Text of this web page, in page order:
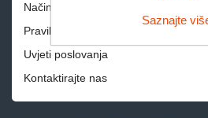
Način dostave i povrati
Pravila privatnosti
Uvjeti poslovanja
Kontaktirajte nas
Saznajte